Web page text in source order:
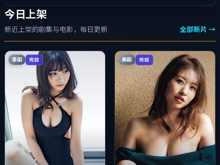
今日上架
新近上架的剧集与电影，每日更新 全部新片 →
泰国 完结 美国 完结